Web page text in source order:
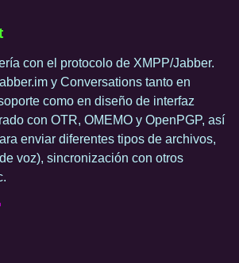
con el protocolo de XMPP/Jabber.
y Conversations tanto en
como en diseño de interfaz
con OTR, OMEMO y OpenPGP, así
enviar diferentes tipos de archivos,
voz), sincronización con otros